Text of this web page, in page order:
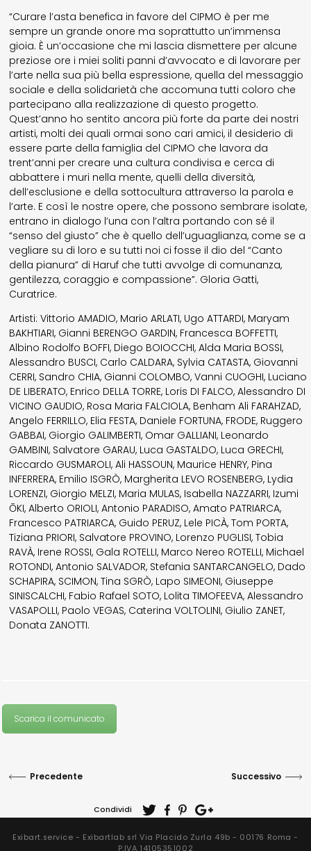
“Curare l’asta benefica in favore del CIPMO è per me
sempre un grande onore ma soprattutto un’immensa
gioia. È un’occasione che mi lascia dismettere per alcune
preziose ore i miei soliti panni d’avvocato e di lavorare per
l’arte nella sua più bella espressione, quella del messaggio
sociale e della solidarietà che accomuna tutti coloro che
partecipano alla realizzazione di questo progetto.
Quest’anno ho sentito ancora più forte da parte dei nostri
artisti, molti dei quali ormai sono cari amici, il desiderio di
essere parte della famiglia del CIPMO che lavora da
trent’anni per creare una cultura condivisa e cerca di
abbattere i muri nella mente, quelli della diversità,
dell’esclusione e della sottocultura attraverso la parola e
l’arte. E così le nostre opere, che possono sembrare isolate,
entrano in dialogo l’una con l’altra portando con sé il
“senso del giusto” che è quello dell’uguaglianza, come se a
vegliare su di loro e su tutti noi ci fosse il dio del “Canto
della pianura” di Haruf che tutti avvolge di comunanza,
gentilezza, coraggio e compassione”. Gloria Gatti,
Curatrice.
Artisti: Vittorio AMADIO, Mario ARLATI, Ugo ATTARDI, Maryam
BAKHTIARI, Gianni BERENGO GARDIN, Francesca BOFFETTI,
Albino Rodolfo BOFFI, Diego BOIOCCHI, Alda Maria BOSSI,
Alessandro BUSCI, Carlo CALDARA, Sylvia CATASTA, Giovanni
CERRI, Sandro CHIA, Gianni COLOMBO, Vanni CUOGHI, Luciano
DE LIBERATO, Enrico DELLA TORRE, Loris DI FALCO, Alessandro DI
VICINO GAUDIO, Rosa Maria FALCIOLA, Benham Ali FARAHZAD,
Angelo FERRILLO, Elia FESTA, Daniele FORTUNA, FRODE, Ruggero
GABBAI, Giorgio GALIMBERTI, Omar GALLIANI, Leonardo
GAMBINI, Salvatore GARAU, Luca GASTALDO, Luca GRECHI,
Riccardo GUSMAROLI, Ali HASSOUN, Maurice HENRY, Pina
INFERRERA, Emilio ISGRÒ, Margherita LEVO ROSENBERG, Lydia
LORENZI, Giorgio MELZI, Maria MULAS, Isabella NAZZARRI, Izumi
ŌKI, Alberto ORIOLI, Antonio PARADISO, Amato PATRIARCA,
Francesco PATRIARCA, Guido PERUZ, Lele PICÀ, Tom PORTA,
Tiziana PRIORI, Salvatore PROVINO, Lorenzo PUGLISI, Tobia
RAVÀ, Irene ROSSI, Gala ROTELLI, Marco Nereo ROTELLI, Michael
ROTONDI, Antonio SALVADOR, Stefania SANTARCANGELO, Dado
SCHAPIRA, SCIMON, Tina SGRÒ, Lapo SIMEONI, Giuseppe
SINISCALCHI, Fabio Rafael SOTO, Lolita TIMOFEEVA, Alessandro
VASAPOLLI, Paolo VEGAS, Caterina VOLTOLINI, Giulio ZANET,
Donata ZANOTTI.
Scarica il comunicato
Precedente Successivo
Condividi
Exibart.service - Exibartlab srl Via Placido Zurla 49b - 00176 Roma -
P.IVA 14105351002